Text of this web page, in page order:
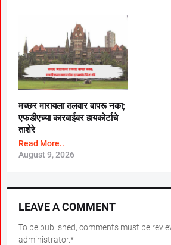
मच्छर मारायला तलवार वापरू नका;
एफडीएच्या कारवाईवर हायकोर्टाचे
ताशेरे
Read More..
August 9, 2026
LEAVE A COMMENT
To be published, comments must be
administrator.*